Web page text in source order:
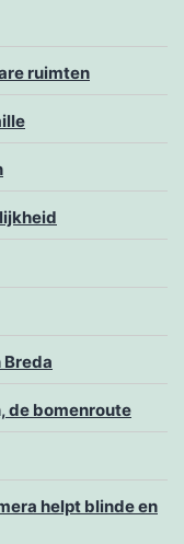
ruimten
de bomenroute
helpt blinde en